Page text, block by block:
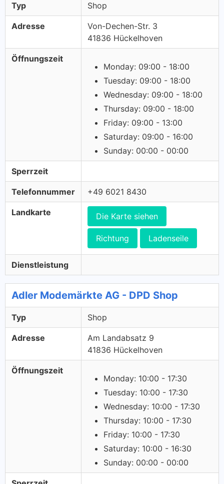
Typ Shop
Adresse
Von-Dechen-Str. 3
41836 Hückelhoven
Öffnungszeit
Monday: 09:00 - 18:00
Tuesday: 09:00 - 18:00
Wednesday: 09:00 - 18:00
Thursday: 09:00 - 18:00
Friday: 09:00 - 13:00
Saturday: 09:00 - 16:00
Sunday: 00:00 - 00:00
Sperrzeit
Telefonnummer +49 6021 8430
Landkarte Die Karte siehen
Richtung Ladenseile
Dienstleistung
Adler Modemärkte AG - DPD Shop
Typ Shop
Adresse
Am Landabsatz 9
41836 Hückelhoven
Öffnungszeit
Monday: 10:00 - 17:30
Tuesday: 10:00 - 17:30
Wednesday: 10:00 - 17:30
Thursday: 10:00 - 17:30
Friday: 10:00 - 17:30
Saturday: 10:00 - 16:30
Sunday: 00:00 - 00:00